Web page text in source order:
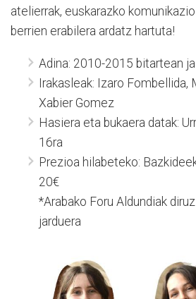
atelierrak, euskarazko
berrien erabilera ardatz hartuta!
Adina: 2010-2015 bitartean
Irakasleak: Izaro Fombellida,
Xabier Gomez
Hasiera eta bukaera datak:
16ra
Prezioa hilabeteko:
20€
*Arabako Foru Aldundiak
jarduera